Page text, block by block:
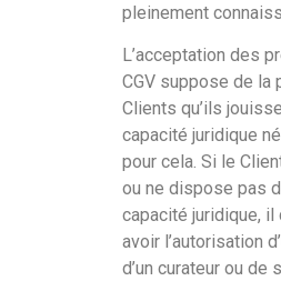
pleinement
L’acceptation des
CGV suppose de la
Clients qu’ils
capacité juridique
pour cela. Si le
ou ne dispose pas
capacité juridique, il
avoir l’autorisation
d’un curateur ou de